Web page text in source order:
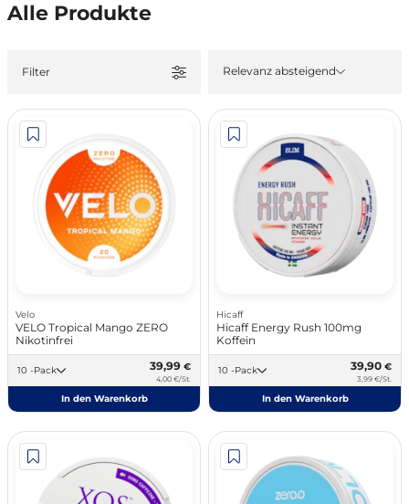
Alle Produkte
Filter Relevanz absteigend
Velo
VELO Tropical Mango ZERO
Nikotinfrei
10 -Pack 39,99 €
4,00 €/St.
In den Warenkorb
Hicaff
Hicaff Energy Rush 100mg
Koffein
10 -Pack 39,90 €
3,99 €/St.
In den Warenkorb